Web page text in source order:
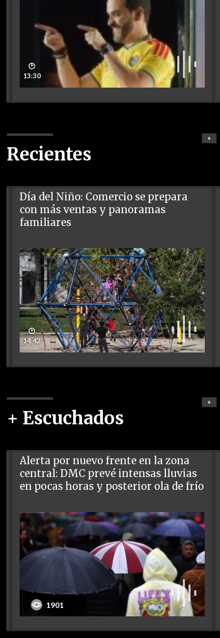
🕑
13:30
Recientes
+
Día del Niño: Comercio se prepara
con más ventas y panoramas
familiares
🕑
14:42
+ Escuchados
+
Alerta por nuevo frente en la zona
central: DMC prevé intensas lluvias
en pocas horas y posterior ola de frío
1901